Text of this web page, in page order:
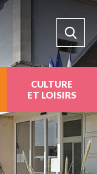
CULTURE
ET LOISIRS